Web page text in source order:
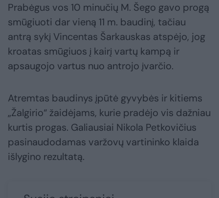
Prabėgus vos 10 minučių M. Šego gavo progą
smūgiuoti dar vieną 11 m. baudinį, tačiau
antrą sykį Vincentas Šarkauskas atspėjo, jog
kroatas smūgiuos į kairį vartų kampą ir
apsaugojo vartus nuo antrojo įvarčio.
Atremtas baudinys įpūtė gyvybės ir kitiems
„Žalgirio“ žaidėjams, kurie pradėjo vis dažniau
kurtis progas. Galiausiai Nikola Petkovičius
pasinaudodamas varžovų vartininko klaida
išlygino rezultatą.